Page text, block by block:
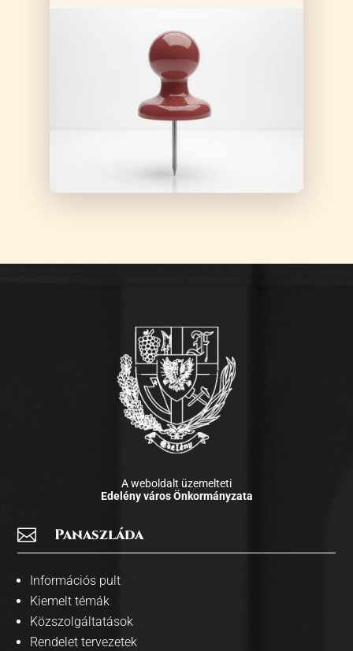
A weboldalt üzemelteti
Edelény város Önkormányzata
 Panaszláda
Információs pult
Kiemelt témák
Közszolgáltatások
Rendelet tervezetek